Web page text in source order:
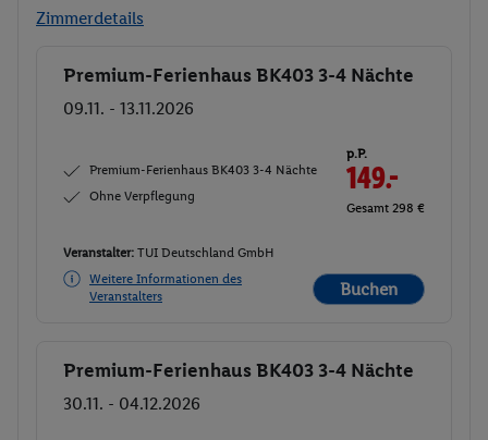
Zimmerdetails
Buchen
Premium-Ferienhaus BK403 3-4 Nächte
09.11. - 13.11.2026
Premium-Ferienhaus BK403 3-4 Nächte
Ohne Verpflegung
p.P.
149.-
Gesamt 298 €
Veranstalter: TUI Deutschland GmbH
Weitere Informationen des
Veranstalters
Buchen
Buchen
Premium-Ferienhaus BK403 3-4 Nächte
30.11. - 04.12.2026